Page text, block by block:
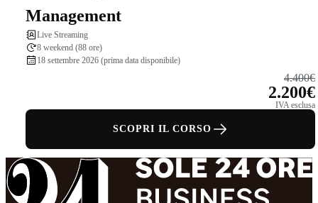
Management
Live Streaming
8 weekend (88 ore)
18 settembre 2026 (prima data disponibile)
4.400€
2.200€
IVA esclusa
SCOPRI IL CORSO